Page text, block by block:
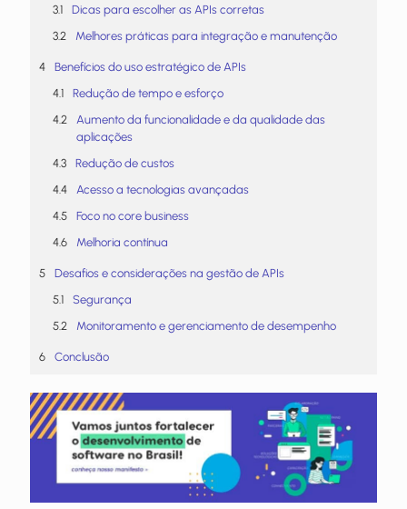
Dicas para escolher as APIs corretas
Melhores práticas para integração e manutenção
Benefícios do uso estratégico de APIs
Redução de tempo e esforço
Aumento da funcionalidade e da qualidade das
aplicações
Redução de custos
Acesso a tecnologias avançadas
Foco no core business
Melhoria contínua
Desafios e considerações na gestão de APIs
Segurança
Monitoramento e gerenciamento de desempenho
Conclusão